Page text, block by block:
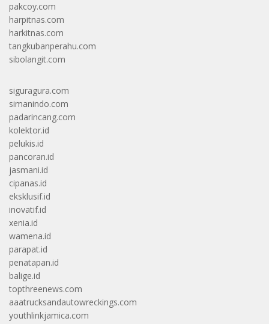
pakcoy.com
harpitnas.com
harkitnas.com
tangkubanperahu.com
sibolangit.com
siguragura.com
simanindo.com
padarincang.com
kolektor.id
pelukis.id
pancoran.id
jasmani.id
cipanas.id
eksklusif.id
inovatif.id
xenia.id
wamena.id
parapat.id
penatapan.id
balige.id
topthreenews.com
aaatrucksandautowreckings.com
youthlinkjamica.com